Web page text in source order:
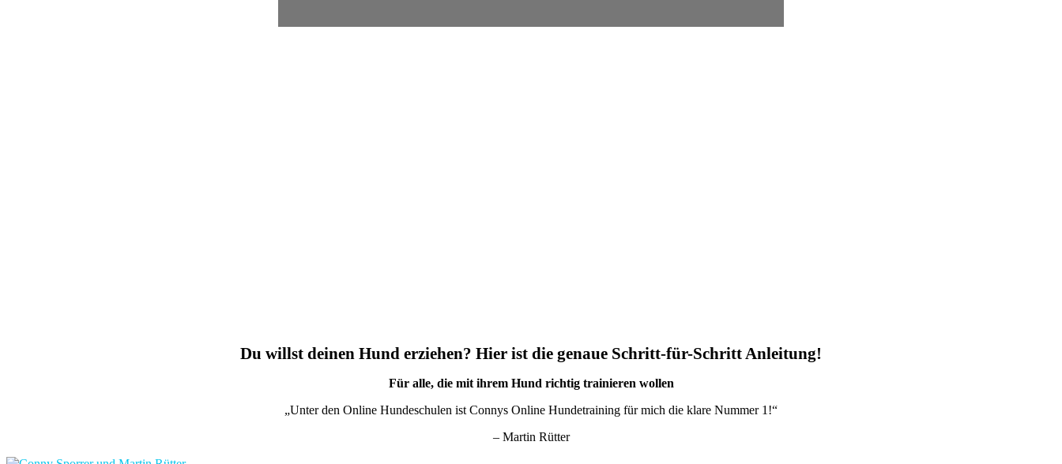
Du willst deinen Hund erziehen? Hier ist die genaue Schritt-für-Schritt Anleitung!
Für alle, die mit ihrem Hund richtig trainieren wollen
„Unter den Online Hundeschulen ist Connys Online Hundetraining für mich die klare Nummer 1!“
– Martin Rütter